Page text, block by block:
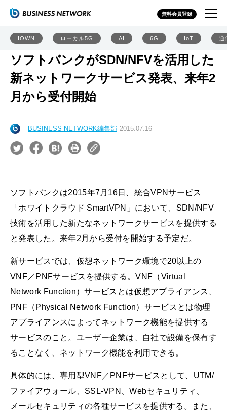
無料会員登録
IOWN ローカル5G AI 6G IoT 通
ソフトバンクがSDN/NFVを活用した
新ネットワークサービス発表、来年2
月から受付開始
BUSINESS NETWORK編集部 2015.07.16
ソフトバンクは2015年7月16日、統合VPNサービス
「ホワイトクラウド SmartVPN」において、SDN/NFV
技術を活用した新たなネットワークサービスを提供する
と発表した。来年2月から受付を開始する予定だ。
新サービスでは、仮想ネットワーク環境で20以上の
VNF／PNFサービスを提供する。VNF（Virtual
Network Function）サービスとは仮想アプライアンス、
PNF（Physical Network Function）サービスとは物理
アプライアンスによってネットワーク機能を提供する
サービスのこと。ユーザー企業は、自社で設備を保有す
ることなく、ネットワーク機能を利用できる。
具体的には、専用型VNF／PNFサービスとして、UTM/
ファイアウォール、SSL-VPN、Webセキュリティ、
メールセキュリティの各種サービスを提供する。また、